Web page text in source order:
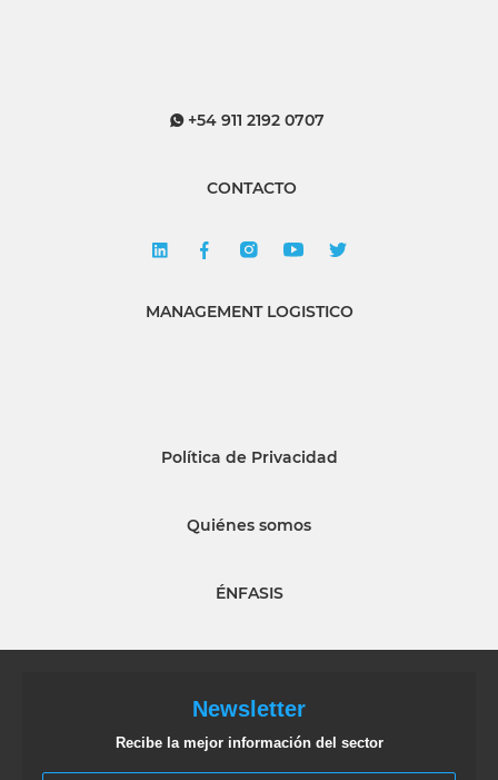
+54 911 2192 0707
CONTACTO
MANAGEMENT LOGISTICO
Política de Privacidad
Quiénes somos
ÉNFASIS
Newsletter
Recibe la mejor información del sector